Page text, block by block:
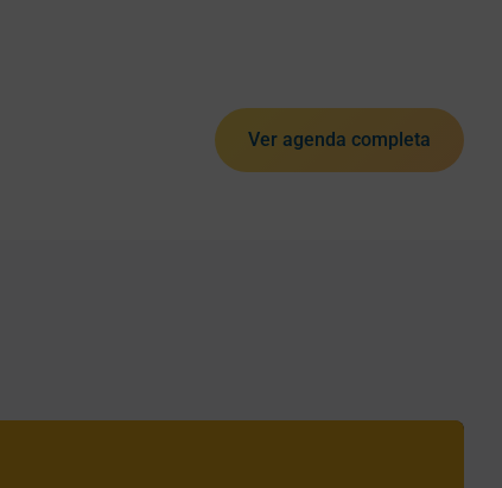
Ver agenda completa